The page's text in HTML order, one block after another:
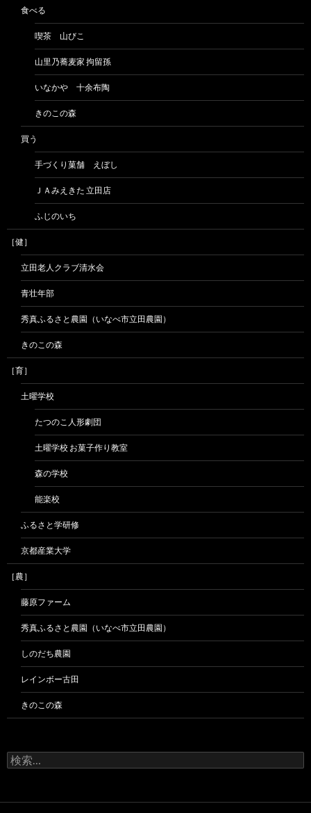
食べる
喫茶 山びこ
山里乃蕎麦家 拘留孫
いなかや 十余布陶
きのこの森
買う
手づくり菓舗 えぼし
ＪＡみえきた 立田店
ふじのいち
［健］
立田老人クラブ清水会
青壮年部
秀真ふるさと農園（いなべ市立田農園）
きのこの森
［育］
土曜学校
たつのこ人形劇団
土曜学校 お菓子作り教室
森の学校
能楽校
ふるさと学研修
京都産業大学
［農］
藤原ファーム
秀真ふるさと農園（いなべ市立田農園）
しのだち農園
レインボー古田
きのこの森
検
索: